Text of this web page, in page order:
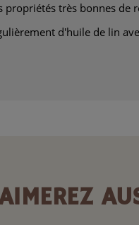
très bonnes de
d'huile de lin